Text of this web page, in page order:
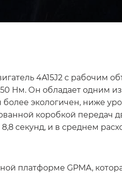
4A15J2 c
Нм. Он обладает одним
экологичен, ниже
коробкой передач
секунд, и в среднем
платформе GPMA,